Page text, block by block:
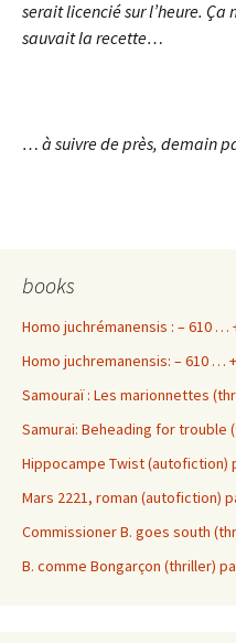
serait licencié sur l’heure.
sauvait la recette…
… à suivre de près, demain
books
Homo juchrémanensis : – 610 …
Homo juchremanensis: – 610 …
Samouraï : Les marionnettes
Samurai: Beheading for trouble
Hippocampe Twist (autofiction)
Mars 2221, roman (autofiction)
Commissioner B. goes south
B. comme Bongarçon (thriller)